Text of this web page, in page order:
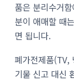
품은 분리수거
분이 애매할 때
면 됩니다.
폐가전제품(TV,
기물 신고 대신